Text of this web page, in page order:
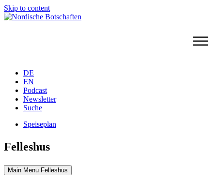
Skip to content
DE
EN
Podcast
Newsletter
Suche
Speiseplan
Felleshus
Main Menu Felleshus